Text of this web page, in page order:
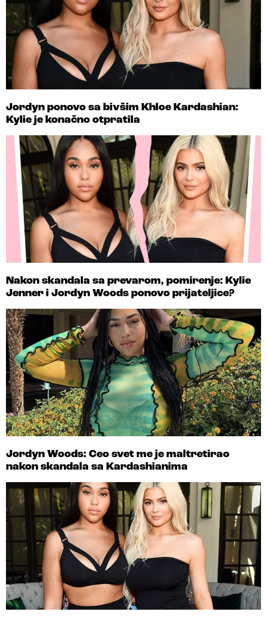
Jordyn ponovo sa bivšim Khloe Kardashian:
Kylie je konačno otpratila
Nakon skandala sa prevarom, pomirenje: Kylie
Jenner i Jordyn Woods ponovo prijateljice?
Jordyn Woods: Ceo svet me je maltretirao
nakon skandala sa Kardashianima